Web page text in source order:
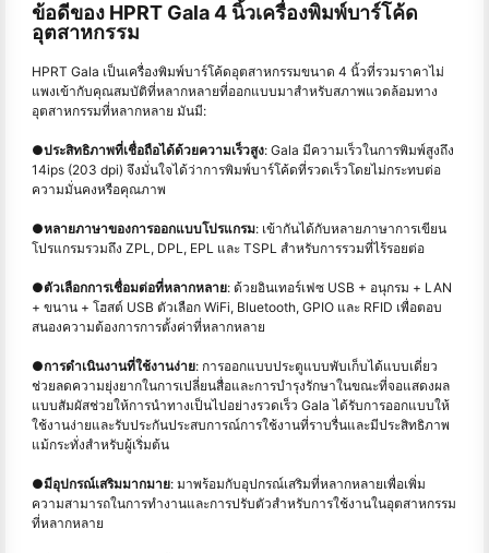
ข้อดีของ HPRT Gala 4 นิ้วเครื่องพิมพ์บาร์โค้ด
อุตสาหกรรม
HPRT Gala เป็นเครื่องพิมพ์บาร์โค้ดอุตสาหกรรมขนาด 4 นิ้วที่รวมราคาไม่
แพงเข้ากับคุณสมบัติที่หลากหลายที่ออกแบบมาสำหรับสภาพแวดล้อมทาง
อุตสาหกรรมที่หลากหลาย มันมี:
●ประสิทธิภาพที่เชื่อถือได้ด้วยความเร็วสูง: Gala มีความเร็วในการพิมพ์สูงถึง
14ips (203 dpi) จึงมั่นใจได้ว่าการพิมพ์บาร์โค้ดที่รวดเร็วโดยไม่กระทบต่อ
ความมั่นคงหรือคุณภาพ
●หลายภาษาของการออกแบบโปรแกรม: เข้ากันได้กับหลายภาษาการเขียน
โปรแกรมรวมถึง ZPL, DPL, EPL และ TSPL สำหรับการรวมที่ไร้รอยต่อ
●ตัวเลือกการเชื่อมต่อที่หลากหลาย: ด้วยอินเทอร์เฟซ USB + อนุกรม + LAN
+ ขนาน + โฮสต์ USB ตัวเลือก WiFi, Bluetooth, GPIO และ RFID เพื่อตอบ
สนองความต้องการการตั้งค่าที่หลากหลาย
●การดำเนินงานที่ใช้งานง่าย: การออกแบบประตูแบบพับเก็บได้แบบเดี่ยว
ช่วยลดความยุ่งยากในการเปลี่ยนสื่อและการบำรุงรักษาในขณะที่จอแสดงผล
แบบสัมผัสช่วยให้การนำทางเป็นไปอย่างรวดเร็ว Gala ได้รับการออกแบบให้
ใช้งานง่ายและรับประกันประสบการณ์การใช้งานที่ราบรื่นและมีประสิทธิภาพ
แม้กระทั่งสำหรับผู้เริ่มต้น
●มีอุปกรณ์เสริมมากมาย: มาพร้อมกับอุปกรณ์เสริมที่หลากหลายเพื่อเพิ่ม
ความสามารถในการทำงานและการปรับตัวสำหรับการใช้งานในอุตสาหกรรม
ที่หลากหลาย